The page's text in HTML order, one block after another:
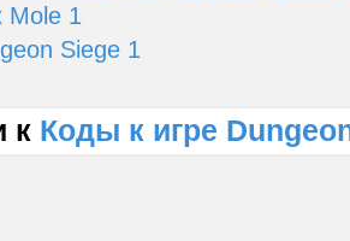
Mole 1
Siege 1
к Коды к игре